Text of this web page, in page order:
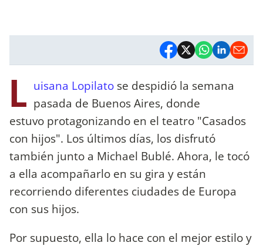
L uisana Lopilato se despidió la semana
pasada de Buenos Aires, donde
estuvo protagonizando en el teatro "Casados
con hijos". Los últimos días, los disfrutó
también junto a Michael Bublé. Ahora, le tocó
a ella acompañarlo en su gira y están
recorriendo diferentes ciudades de Europa
con sus hijos.
Por supuesto, ella lo hace con el mejor estilo y